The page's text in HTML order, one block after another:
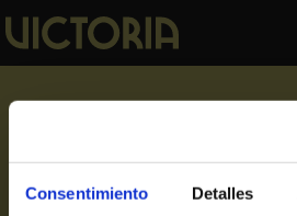
Consentimiento Detalles